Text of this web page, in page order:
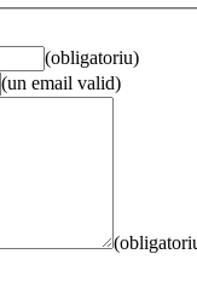
(obligatoriu)
(un email valid)